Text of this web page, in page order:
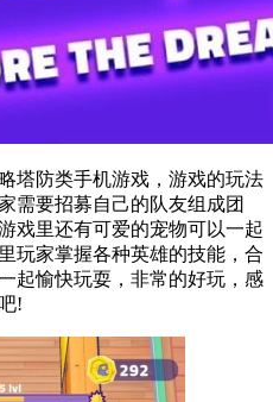
塔防类手机游戏，游戏的玩法
需要招募自己的队友组成团
戏里还有可爱的宠物可以一起
玩家掌握各种英雄的技能，合
起愉快玩耍，非常的好玩，感
!